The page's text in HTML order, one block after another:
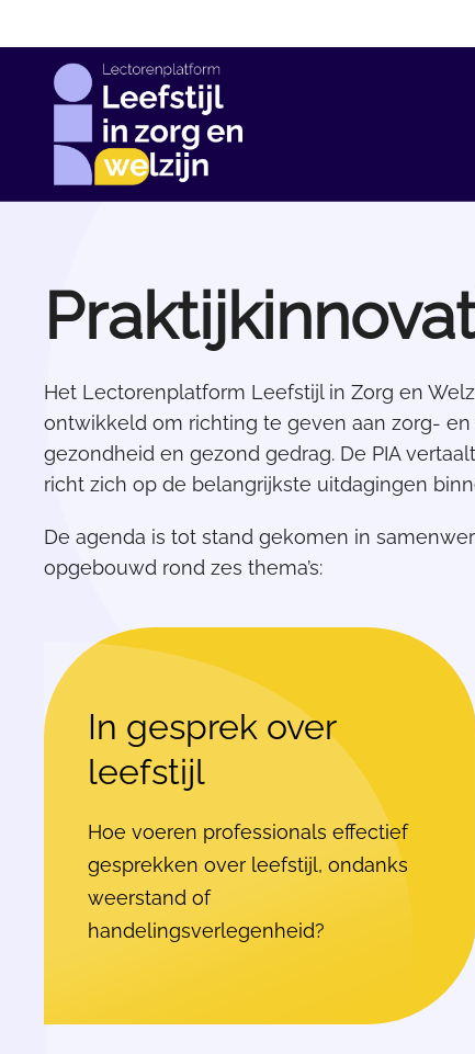
Skip
to
content
Het Lectorenplatform Leefstijl in Zorg en
ontwikkeld om richting te geven aan zorg-
gezondheid en gezond gedrag. De PIA
richt zich op de belangrijkste uitdagingen
De agenda is tot stand gekomen in
opgebouwd rond zes thema’s:
In gesprek over
leefstijl
Hoe voeren professionals effectief
gesprekken over leefstijl, ondanks
weerstand of
handelingsverlegenheid?